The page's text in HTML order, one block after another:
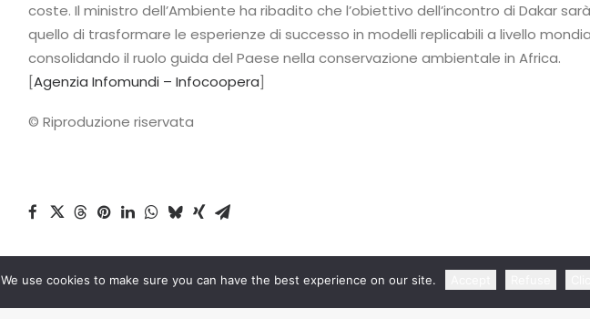
coste. Il ministro dell’Ambiente ha ribadito che l’obiettivo dell’incontro di Dakar sarà
quello di trasformare le esperienze di successo in modelli replicabili a livello
consolidando il ruolo guida del Paese nella conservazione ambientale in Africa.
[Agenzia Infomundi – Infocoopera]
© Riproduzione riservata
We use cookies to make sure you can have the best experience on our site.